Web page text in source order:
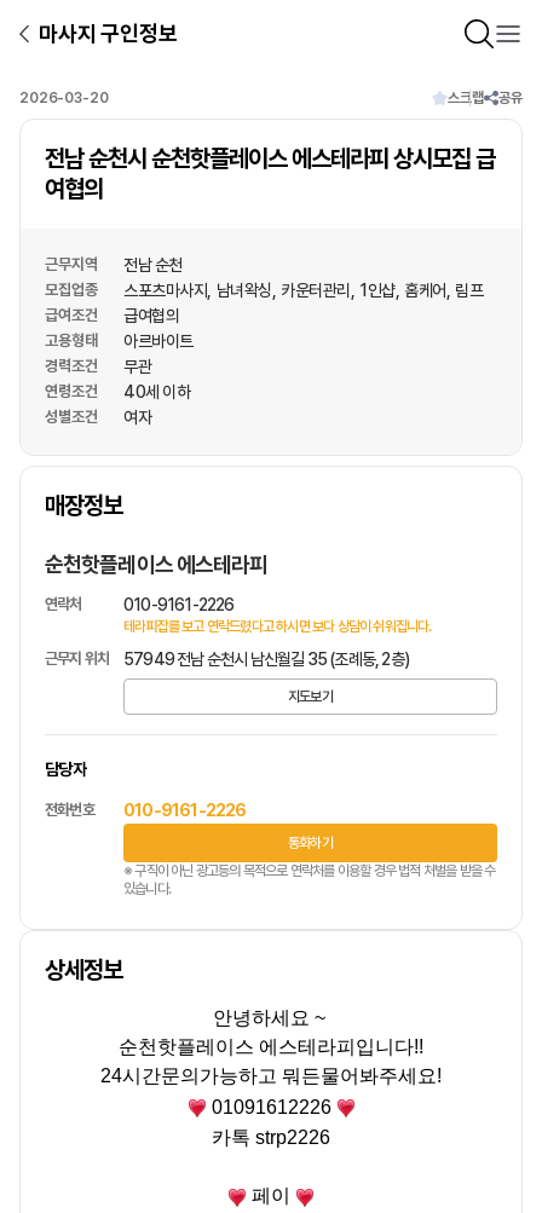
마사지 구인정보
2026-03-20 스크랩 공유
전남 순천시 순천핫플레이스 에스테라피 상시모집 급
여협의
근무지역 전남 순천
모집업종 스포츠마사지 남녀왁싱 카운터관리 1인샵 홈케어 림프
급여조건 급여협의
고용형태 아르바이트
경력조건 무관
연령조건 40세 이하
성별조건 여자
매장정보
상호명
순천핫플레이스 에스테라피
연락처 010-9161-2226
테라피잡를 보고 연락드렸다고 하시면 보다 상담이 쉬워집니다.
근무지 위치 57949 전남 순천시 남신월길 35 (조례동, 2층)
지도보기
담당자
전화번호 010-9161-2226
통화하기
※ 구직이 아닌 광고등의 목적으로 연락처를 이용할 경우 법적 처벌을 받을 수
있습니다.
상세정보
안녕하세요 ~
순천핫플레이스 에스테라피입니다!!
24시간문의가능하고 뭐든물어봐주세요!
01091612226
카톡 strp2226
페이